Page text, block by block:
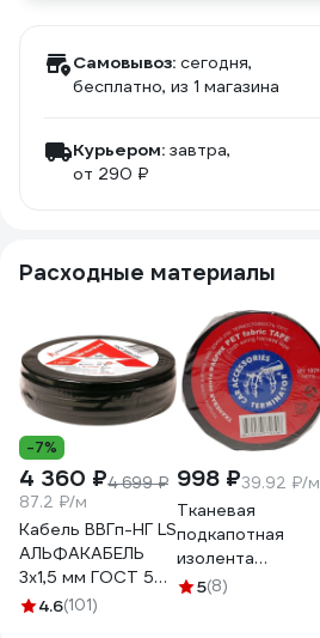
Самовывоз: сегодня,
бесплатно, из 1 магазина
Курьером: завтра,
от 290 ₽
Расходные материалы
-7%
4 360 ₽4 699 ₽
87.2 ₽/м
Кабель ВВГп-НГ LS
АЛЬФАКАБЕЛЬ
3х1,5 мм ГОСТ 50
м 05190
4.6(101)
998 ₽39.92 ₽/м
Тканевая
подкапотная
изолента
Terminator Izt
5(8)